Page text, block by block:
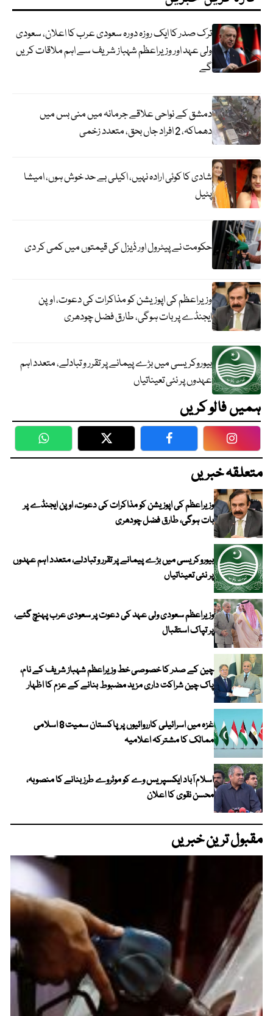
ترک صدر کا ایک روزہ دورہ سعودی عرب کا اعلان، سعودی
ولی عہد اور وزیراعظم شہباز شریف سے اہم ملاقات کریں
گے
دمشق کے نواحی علاقے جرمانہ میں منی بس میں
دھماکہ، 2 افراد جاں بحق، متعدد زخمی
شادی کا کوئی ارادہ نہیں، اکیلی بے حد خوش ہوں، امیشا
پٹیل
حکومت نے پیٹرول اور ڈیزل کی قیمتوں میں کمی کر دی
وزیراعظم کی اپوزیشن کو مذاکرات کی دعوت، اوپن
ایجنڈے پر بات ہوگی، طارق فضل چودھری
بیوروکریسی میں بڑے پیمانے پر تقرر و تبادلے، متعدد اہم
عہدوں پر نئی تعیناتیاں
ہمیں فالو کریں
WhatsApp Twitter Facebook
متعلقہ خبریں
وزیراعظم کی اپوزیشن کو مذاکرات کی دعوت، اوپن ایجنڈے پر
بات ہوگی، طارق فضل چودھری
بیوروکریسی میں بڑے پیمانے پر تقرر و تبادلے، متعدد اہم عہدوں
پر نئی تعیناتیاں
وزیراعظم سعودی ولی عہد کی دعوت پر سعودی عرب پہنچ گئے،
پر تپاک استقبال
چین کے صدر کا خصوصی خط وزیراعظم شہباز شریف کے نام،
پاک چین شراکت داری مزید مضبوط بنانے کے عزم کا اظہار
غزہ میں اسرائیلی کارروائیوں پر پاکستان سمیت 8 اسلامی
ممالک کا مشترکہ اعلامیہ
اسلام آباد ایکسپریس وے کو موٹروے طرز بنانے کا منصوبہ،
محسن نقوی کا اعلان
مقبول ترین خبریں